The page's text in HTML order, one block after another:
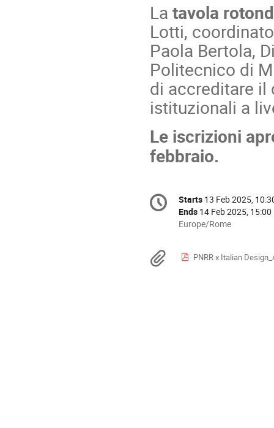
La tavola
Lotti,
Paola Bertola,
Politecnico di
di accreditare il
istituzionali a
Le iscrizioni
febbraio.
Conference
information
Date/Time
Starts 13 Feb 2025,
Ends 14 Feb 2025, 15:00
All
in
Europe/Rome
Materials
PNRR x Italian